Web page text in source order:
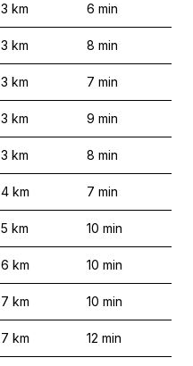
3 km 6 min
3 km 8 min
3 km 7 min
3 km 9 min
3 km 8 min
4 km 7 min
5 km 10 min
6 km 10 min
7 km 10 min
7 km 12 min